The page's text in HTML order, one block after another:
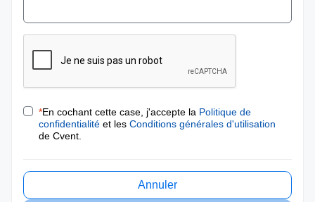
*En cochant cette case, j'accepte la Politique de
confidentialité et les Conditions générales d'utilisation
de Cvent.
Annuler